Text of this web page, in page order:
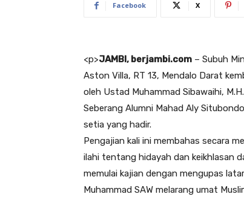
Facebook X
<p>JAMBI, berjambi.com – Subuh
Aston Villa, RT 13, Mendalo Darat
oleh Ustad Muhammad Sibawaihi,
Seberang Alumni Mahad Aly
setia yang hadir.
Pengajian kali ini membahas secara
ilahi tentang hidayah dan keikhlasan
memulai kajian dengan mengupas
Muhammad SAW melarang umat